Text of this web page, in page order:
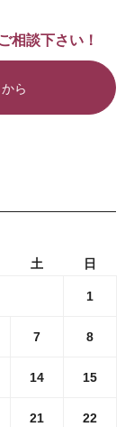
相談下さい！
ら
土 日
1
7 8
14 15
21 22